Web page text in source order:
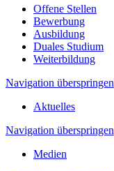
Offene Stellen
Bewerbung
Ausbildung
Duales Studium
Weiterbildung
Navigation überspringen
Aktuelles
Navigation überspringen
Medien